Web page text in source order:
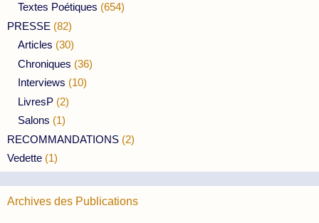
Textes Poétiques (654)
PRESSE (82)
Articles (30)
Chroniques (36)
Interviews (10)
LivresP (2)
Salons (1)
RECOMMANDATIONS (2)
Vedette (1)
Archives des Publications